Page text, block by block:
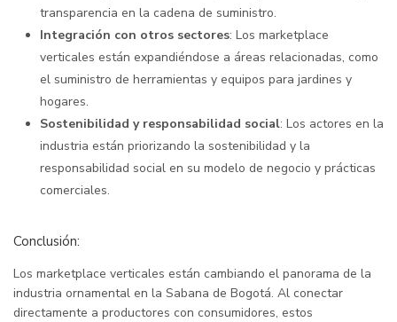
transparencia en la cadena de suministro.
Integración con otros sectores: Los marketplace
verticales están expandiéndose a áreas relacionadas, como
el suministro de herramientas y equipos para jardines y
hogares.
Sostenibilidad y responsabilidad social: Los actores en la
industria están priorizando la sostenibilidad y la
responsabilidad social en su modelo de negocio y prácticas
comerciales.
Conclusión:
Los marketplace verticales están cambiando el panorama de la
industria ornamental en la Sabana de Bogotá. Al conectar
directamente a productores con consumidores, estos